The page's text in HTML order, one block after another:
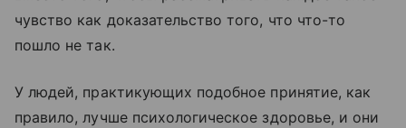
чувство как доказательство того, что что-то
пошло не так.
У людей, практикующих подобное принятие, как
правило, лучше психологическое здоровье, и они